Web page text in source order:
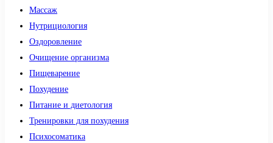
Массаж
Нутрициология
Оздоровление
Очищение организма
Пищеварение
Похудение
Питание и диетология
Тренировки для похудения
Психосоматика